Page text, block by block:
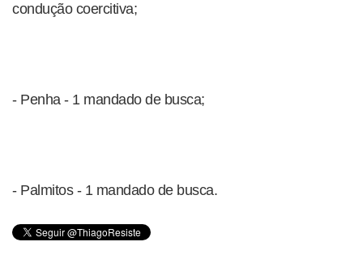
condução coercitiva;
- Penha - 1 mandado de busca;
- Palmitos - 1 mandado de busca.